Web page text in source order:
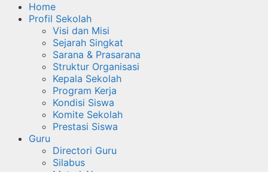
Home
Profil Sekolah
Visi dan Misi
Sejarah Singkat
Sarana & Prasarana
Struktur Organisasi
Kepala Sekolah
Program Kerja
Kondisi Siswa
Komite Sekolah
Prestasi Siswa
Guru
Directori Guru
Silabus